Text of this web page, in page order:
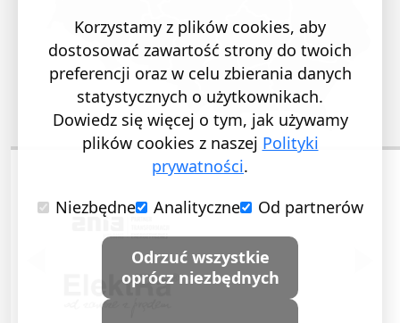
POPRZEDNI SLAJD
Korzystamy z plików cookies, aby
dostosować zawartość strony do twoich
preferencji oraz w celu zbierania danych
statystycznych o użytkownikach.
Dowiedz się więcej o tym, jak używamy
plików cookies z naszej Polityki
prywatności.
Niezbędne
Analityczne Od partnerów
Odrzuć wszystkie
oprócz niezbędnych